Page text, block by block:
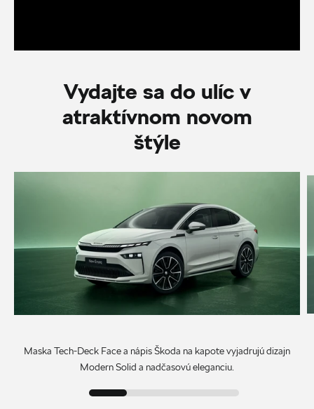
Vydajte sa do ulíc v
atraktívnom novom
štýle
Maska Tech-Deck Face a nápis Škoda na kapote vyjadrujú dizajn
Modern Solid a nadčasovú eleganciu.